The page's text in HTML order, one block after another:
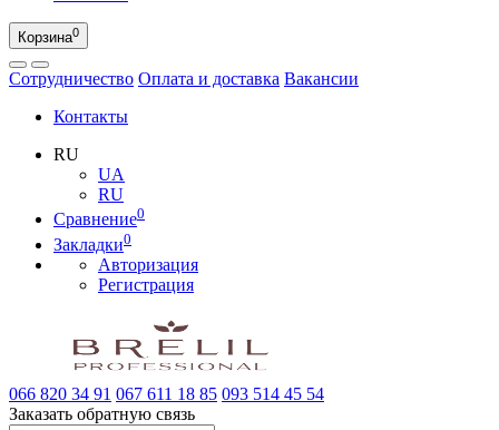
Корзина0
Сотрудничество Оплата и доставка Вакансии
Контакты
RU
UA
RU
Сравнение0
Закладки0
Авторизация
Регистрация
066 820 34 91 067 611 18 85 093 514 45 54
Заказать обратную связь